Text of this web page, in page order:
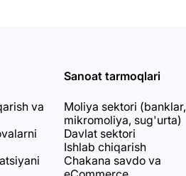
va
Sanoat tarmoqlari
Moliya sektori (banklar,
mikromoliya, sug'urta)
Davlat sektori
Ishlab chiqarish
Chakana savdo va